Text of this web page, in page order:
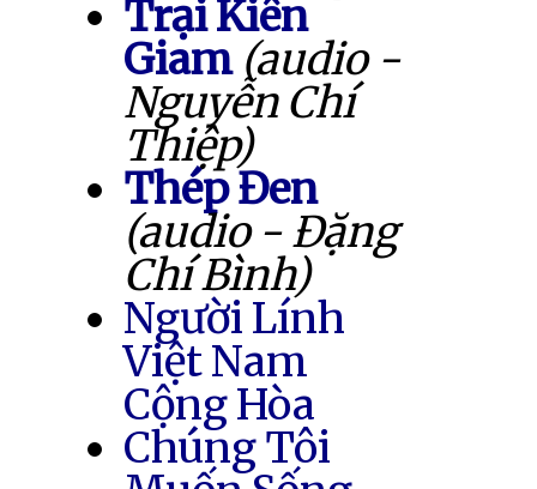
Trại Kiên
Giam (audio -
Nguyễn Chí
Thiệp)
Thép Đen
(audio - Đặng
Chí Bình)
Người Lính
Việt Nam
Cộng Hòa
Chúng Tôi